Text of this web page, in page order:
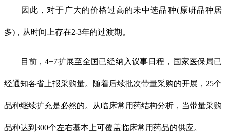
因此，对于广大的价格过高的未中选品种(原研品种居
多)，从时间上存在2-3年的过渡期。
目前，4+7扩展至全国已经纳入议事日程，国家医保局已
经通知各省上报采购量。随着后续批次带量采购的开展，25个
品种继续扩充是必然的。从临床常用药结构分析，当带量采购
品种达到300个左右基本上可覆盖临床常用药品的供应。